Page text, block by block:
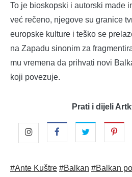
To je bioskopski i autorski made
već rečeno, njegove su granice
europske kulture i teško se
na Zapadu sinonim za
mu vremena da prihvati novi
koji povezuje.
Prati i dijeli
#Ante Kuštre #Balkan #Balkan